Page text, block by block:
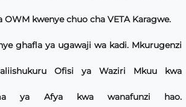
kwenye chuo cha VETA Karagwe.
ghafla ya ugawaji wa kadi. Mkurugenzi
Ofisi ya Waziri Mkuu kwa
ya Afya kwa wanafunzi hao.